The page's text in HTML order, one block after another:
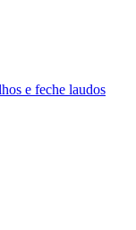
e feche laudos